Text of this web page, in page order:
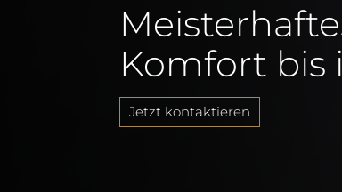
Komfort bis
Jetzt kontaktieren